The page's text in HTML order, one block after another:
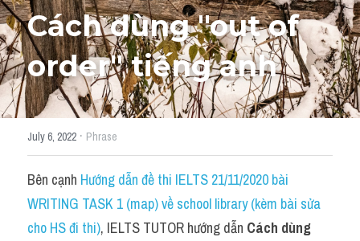
Phrase
Phrasal Verb
Idioms đồng nghĩa
Idioms trái nghĩa
Antonym
Idiom
Grammar
Cách dùng "out of
order" tiếng anh
July 6, 2022 · Phrase
Bên cạnh Hướng dẫn đề thi IELTS 21/11/2020 bài
WRITING TASK 1 (map) về school library (kèm bài sửa
cho HS đi thi), IELTS TUTOR hướng dẫn Cách dùng